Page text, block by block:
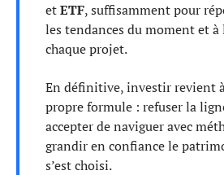
etETF, suffisamment pour
les tendances du moment et
chaque projet.
En définitive, investir revient
propre formule : refuser la
accepter de naviguer avec
grandir en confiance le
s’est choisi.